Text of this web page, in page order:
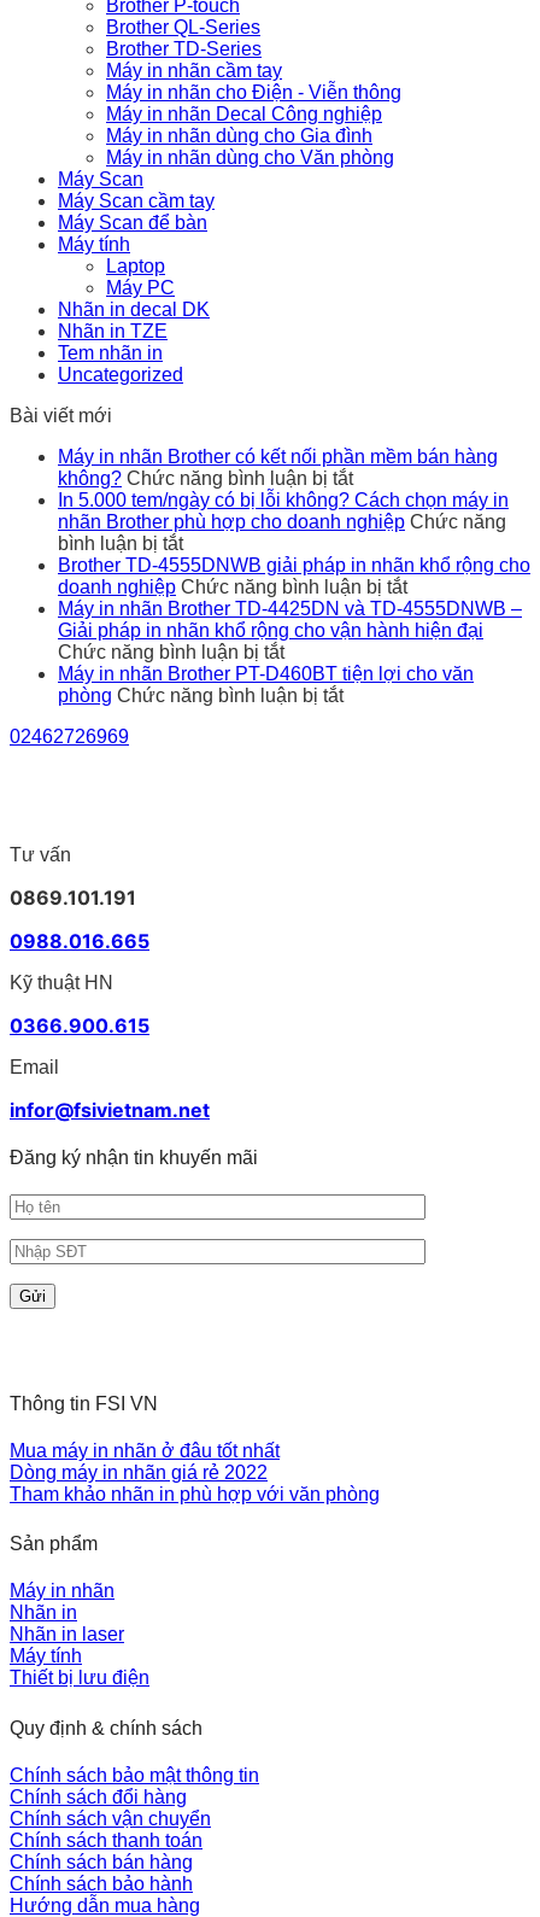
Brother P-touch
Brother QL-Series
Brother TD-Series
Máy in nhãn cầm tay
Máy in nhãn cho Điện - Viễn thông
Máy in nhãn Decal Công nghiệp
Máy in nhãn dùng cho Gia đình
Máy in nhãn dùng cho Văn phòng
Máy Scan
Máy Scan cầm tay
Máy Scan để bàn
Máy tính
Laptop
Máy PC
Nhãn in decal DK
Nhãn in TZE
Tem nhãn in
Uncategorized
Bài viết mới
Máy in nhãn Brother có kết nối phần mềm bán hàng
không? Chức năng bình luận bị tắtở
Máy
in
Brother
có
kết
nối
mềm
In 5.000 tem/ngày có bị lỗi không? Cách chọn máy in
nhãn Brother phù hợp cho doanh nghiệp Chức năng
bình luận bị tắtở
In
5.000
tem/ngày
có
bị
lỗi
không?
Brother TD-4555DNWB giải pháp in nhãn khổ rộng cho
doanh nghiệp Chức năng bình luận bị tắtở
Brother
TD-
giải
Máy in nhãn Brother TD-4425DN và TD-4555DNWB –
Giải pháp in nhãn khổ rộng cho vận hành hiện đại
Chức năng bình luận bị tắtở
Máy
in
Máy in nhãn Brother PT-D460BT tiện lợi cho văn
phòng Chức năng bình luận bị tắtở
02462726969
Tư vấn
0869.101.191
0988.016.665
Kỹ thuật HN
0366.900.615
Email
infor@fsivietnam.net
Đăng ký nhận tin khuyến mãi
Thông tin FSI VN
Mua máy in nhãn ở đâu tốt nhất
Dòng máy in nhãn giá rẻ 2022
Tham khảo nhãn in phù hợp với văn phòng
Sản phẩm
Máy in nhãn
Nhãn in
Nhãn in laser
Máy tính
Thiết bị lưu điện
Quy định & chính sách
Chính sách bảo mật thông tin
Chính sách đổi hàng
Chính sách vận chuyển
Chính sách thanh toán
Chính sách bán hàng
Chính sách bảo hành
Hướng dẫn mua hàng